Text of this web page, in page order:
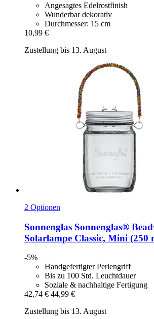
Angesagtes Edelrostfinish
Wunderbar dekorativ
Durchmesser: 15 cm
10,99 €
Zustellung bis 13. August
2 Optionen
Sonnenglas Sonnenglas®
Solarlampe Classic, Mini (250
-5%
Handgefertigter Perlengriff
Bis zu 100 Std. Leuchtdauer
Soziale & nachhaltige Fertigung
42,74 € 44,99 €
Zustellung bis 13. August